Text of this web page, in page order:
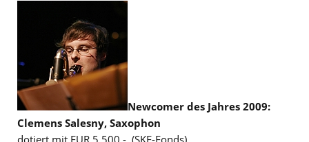
Newcomer des Jahres 2009:
Clemens Salesny, Saxophon
dotiert mit EUR 5.500.- (SKE-Fonds)